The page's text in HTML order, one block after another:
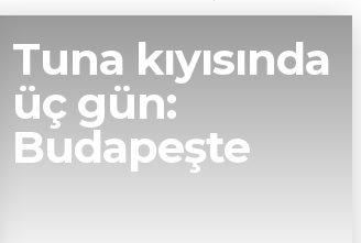
Tuna kıyısında
üç gün:
Budapeşte